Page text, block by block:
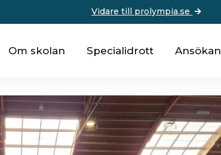
Vidare till prolympia.se
Om skolan Specialidrott Ansökan